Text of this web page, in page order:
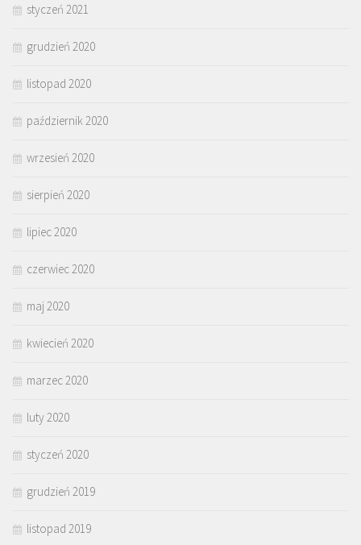
styczeń 2021
grudzień 2020
listopad 2020
październik 2020
wrzesień 2020
sierpień 2020
lipiec 2020
czerwiec 2020
maj 2020
kwiecień 2020
marzec 2020
luty 2020
styczeń 2020
grudzień 2019
listopad 2019